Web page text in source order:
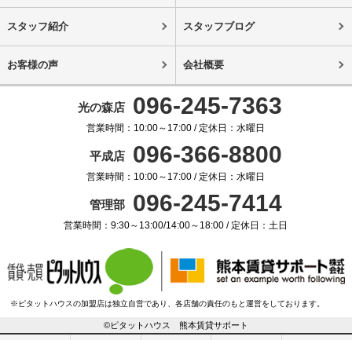
スタッフ紹介 スタッフブログ
お客様の声 会社概要
光の森店 096-245-7363
営業時間：10:00～17:00 / 定休日：水曜日
平成店 096-366-8800
営業時間：10:00～17:00 / 定休日：水曜日
管理部 096-245-7414
営業時間：9:30～13:00/14:00～18:00 / 定休日：土日
※ピタットハウスの加盟店は独立自営であり、各店舗の責任のもと運営をしております。
©ピタットハウス 熊本賃貸サポート